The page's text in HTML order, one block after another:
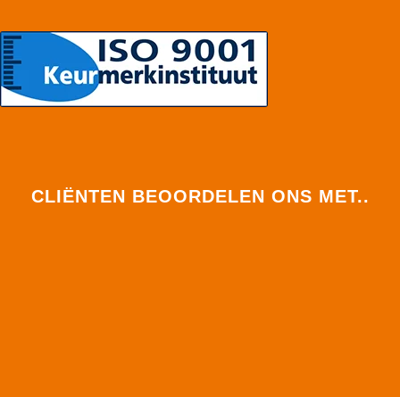
CLIËNTEN BEOORDELEN ONS MET..